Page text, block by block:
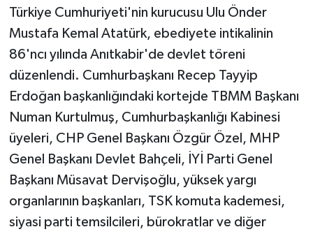
Türkiye Cumhuriyeti'nin kurucusu Ulu Önder
Mustafa Kemal Atatürk, ebediyete intikalinin
86'ncı yılında Anıtkabir'de devlet töreni
düzenlendi. Cumhurbaşkanı Recep Tayyip
Erdoğan başkanlığındaki kortejde TBMM Başkanı
Numan Kurtulmuş, Cumhurbaşkanlığı Kabinesi
üyeleri, CHP Genel Başkanı Özgür Özel, MHP
Genel Başkanı Devlet Bahçeli, İYİ Parti Genel
Başkanı Müsavat Dervişoğlu, yüksek yargı
organlarının başkanları, TSK komuta kademesi,
siyasi parti temsilcileri, bürokratlar ve diğer